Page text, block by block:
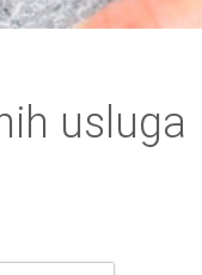
usluga